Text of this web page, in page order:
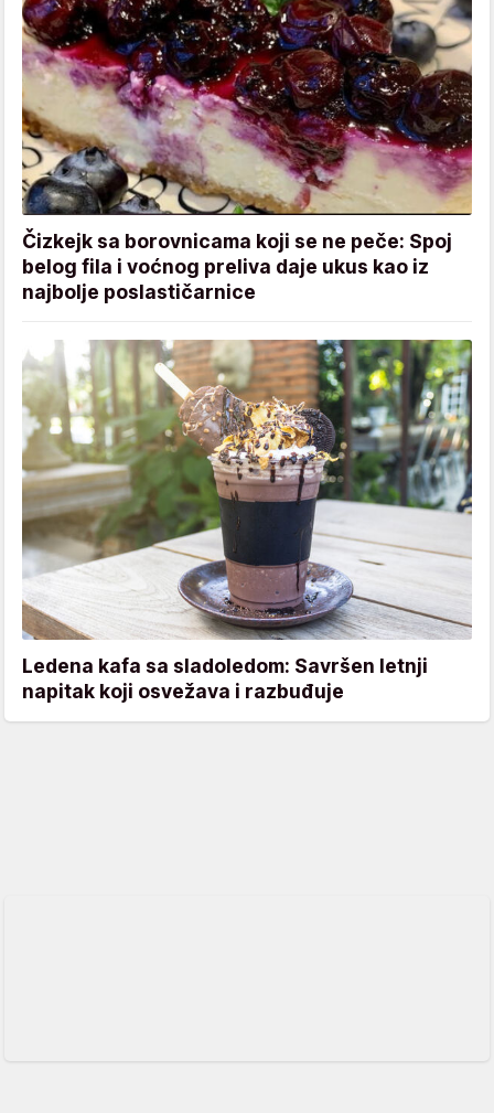
Čizkejk sa borovnicama koji se ne peče: Spoj
belog fila i voćnog preliva daje ukus kao iz
najbolje poslastičarnice
Ledena kafa sa sladoledom: Savršen letnji
napitak koji osvežava i razbuđuje